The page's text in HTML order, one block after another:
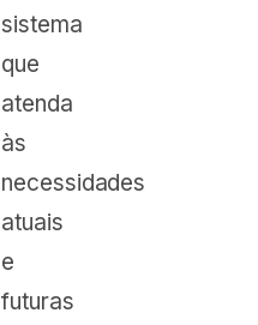
sistema
que
atenda
às
necessidades
atuais
e
futuras